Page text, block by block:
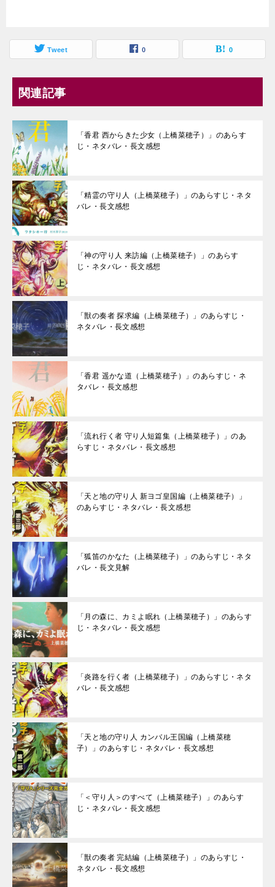
Tweet 0 0
関連記事
「香君 西からきた少女（上橋菜穂子）」のあらす
じ・ネタバレ・長文感想
「精霊の守り人（上橋菜穂子）」のあらすじ・ネタ
バレ・長文感想
「神の守り人 来訪編（上橋菜穂子）」のあらす
じ・ネタバレ・長文感想
「獣の奏者 探求編（上橋菜穂子）」のあらすじ・
ネタバレ・長文感想
「香君 遥かな道（上橋菜穂子）」のあらすじ・ネ
タバレ・長文感想
「流れ行く者 守り人短篇集（上橋菜穂子）」のあ
らすじ・ネタバレ・長文感想
「天と地の守り人 新ヨゴ皇国編（上橋菜穂子）」
のあらすじ・ネタバレ・長文感想
「狐笛のかなた（上橋菜穂子）」のあらすじ・ネタ
バレ・長文見解
「月の森に、カミよ眠れ（上橋菜穂子）」のあらす
じ・ネタバレ・長文感想
「炎路を行く者（上橋菜穂子）」のあらすじ・ネタ
バレ・長文感想
「天と地の守り人 カンバル王国編（上橋菜穂
子）」のあらすじ・ネタバレ・長文感想
「＜守り人＞のすべて（上橋菜穂子）」のあらす
じ・ネタバレ・長文感想
「獣の奏者 完結編（上橋菜穂子）」のあらすじ・
ネタバレ・長文感想